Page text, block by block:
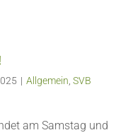
| Allgemein SVB
am Samstag und